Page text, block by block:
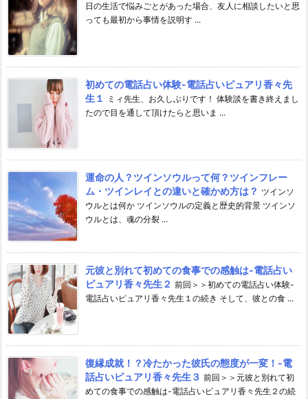
日の生活で悩みごとがあった場合、友人に相談したいと思
っても最初から事情を説明す ...
初めての電話占い体験-電話占いピュアリ香々先
生１
ミィ先生、お久しぶりです！ 体験談を書き終えまし
たので目を通して頂けたらと思いま ...
運命の人？ツインソウルって何？ツインフレー
ム・ツインレイとの違いと確かめ方は？ ツインソ
ウルとは何か ツインソウルの定義と歴史的背景 ツインソ
ウルとは、魂の分裂 ...
元彼と別れて初めての食事での感触は-電話占い
ピュアリ香々先生２ 前回＞＞初めての電話占い体験-
電話占いピュアリ香々先生１の続き そして、彼との食 ...
復縁成就！？冷たかった彼氏の態度が一変！-電
話占いピュアリ香々先生３ 前回＞＞元彼と別れて初
めての食事での感触は-電話占いピュアリ香々先生２の続